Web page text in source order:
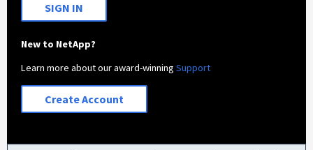
SIGN IN
New to NetApp?
Learn more about our award-winningSupport
Create Account